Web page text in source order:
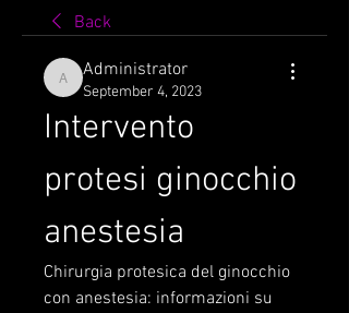
Back
Administrator
Administrator
September 4, 2023
Intervento
protesi ginocchio
anestesia
Chirurgia protesica del ginocchio
con anestesia: informazioni su